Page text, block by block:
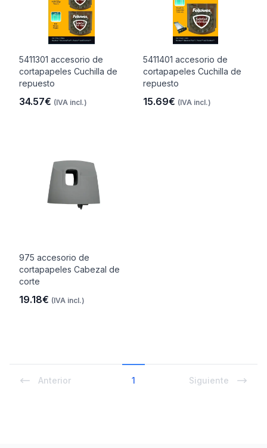
5411301 accesorio de
cortapapeles Cuchilla de
repuesto
34.57€ (IVA incl.)
5411401 accesorio de
cortapapeles Cuchilla de
repuesto
15.69€ (IVA incl.)
975 accesorio de
cortapapeles Cabezal de
corte
19.18€ (IVA incl.)
Anterior 1 Siguiente